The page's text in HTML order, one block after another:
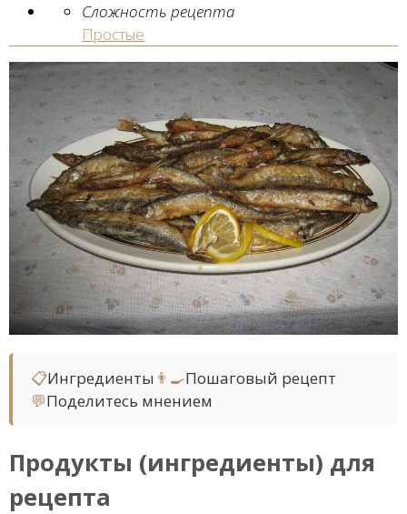
Сложность рецепта
Простые
📋Ингредиенты 👨‍🍳Пошаговый рецепт
💬Поделитесь мнением
Продукты (ингредиенты) для
рецепта